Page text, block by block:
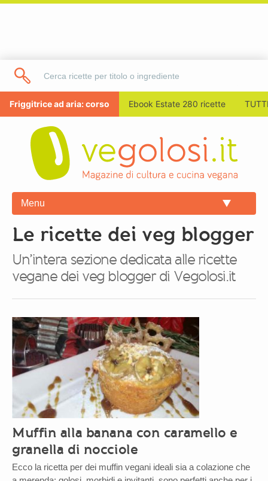
Friggitrice ad aria: corso Ebook Estate 280 ricette
Menu
Le ricette dei veg blogger
Un’intera sezione dedicata alle ricette
vegane dei veg blogger di Vegolosi.it
Muffin alla banana con caramello e
granella di nocciole
Ecco la ricetta per dei muffin vegani ideali sia a colazione che